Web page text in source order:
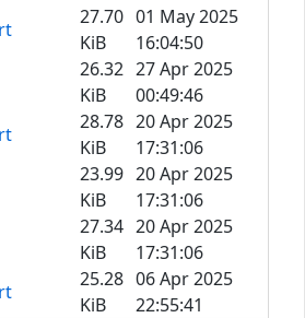
27.70
KiB
01 May 2025
16:04:50
26.32
KiB
27 Apr 2025
00:49:46
28.78
KiB
20 Apr 2025
17:31:06
23.99
KiB
20 Apr 2025
17:31:06
27.34
KiB
20 Apr 2025
17:31:06
25.28
KiB
06 Apr 2025
22:55:41